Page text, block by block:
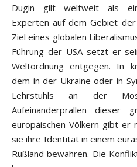
Dugin gilt weltweit als
Experten auf dem Gebiet
Ziel eines globalen
Führung der USA setzt er
Weltordnung entgegen. In
dem in der Ukraine oder in
Lehrstuhls an der
Aufeinanderprallen dieser
europäischen Völkern gibt er
sie ihre Identität in einem
Rußland bewahren. Die